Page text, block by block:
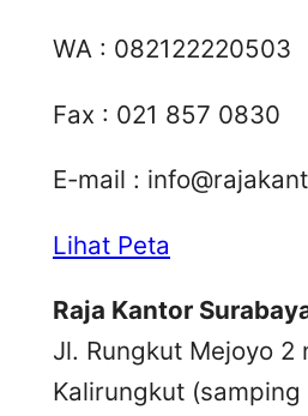
WA : 082122220503
Fax : 021 857 0830
E-mail :
Lihat Peta
Raja Kantor
Jl. Rungkut Mejoyo 2
Kalirungkut (samping